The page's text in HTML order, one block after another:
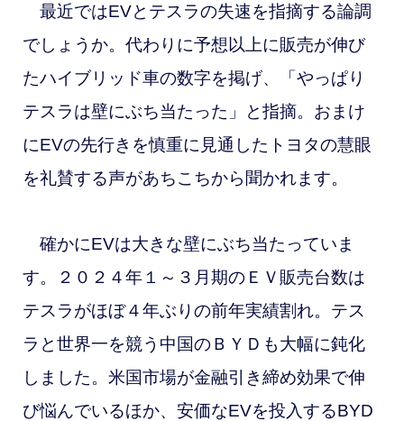
最近ではEVとテスラの失速を指摘する論調
でしょうか。代わりに予想以上に販売が伸び
たハイブリッド車の数字を掲げ、「やっぱり
テスラは壁にぶち当たった」と指摘。おまけ
にEVの先行きを慎重に見通したトヨタの慧眼
を礼賛する声があちこちから聞かれます。
確かにEVは大きな壁にぶち当たっていま
す。
２０２４年１～３月期のＥＶ販売台数は
テスラがほぼ４年ぶりの前年実績割れ。テス
ラと世界一を競う中国のＢＹＤも大幅に鈍化
しました。米国市場が金融引き締め効果で伸
び悩んでいるほか、安価なEVを投入するBYD